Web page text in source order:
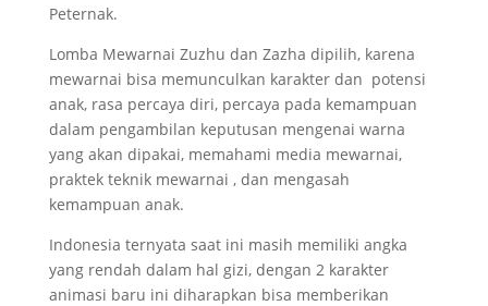
Peternak.
Lomba Mewarnai Zuzhu dan Zazha dipilih, karena
mewarnai bisa memunculkan karakter dan potensi
anak, rasa percaya diri, percaya pada kemampuan
dalam pengambilan keputusan mengenai warna
yang akan dipakai, memahami media mewarnai,
praktek teknik mewarnai , dan mengasah
kemampuan anak.
Indonesia ternyata saat ini masih memiliki angka
yang rendah dalam hal gizi, dengan 2 karakter
animasi baru ini diharapkan bisa memberikan